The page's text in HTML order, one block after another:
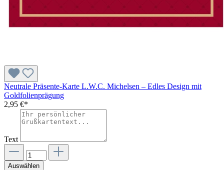
Neutrale Präsente-Karte L.W.C. Michelsen – Edles Design mit
Goldfolienprägung
2,95 €*
Text
Auswählen